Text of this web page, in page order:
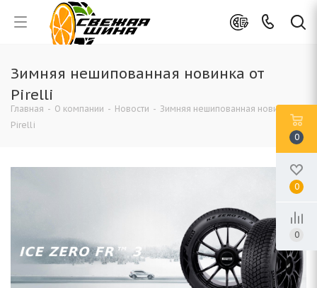
Зимняя нешипованная новинка от
Pirelli
Главная - О компании - Новости - Зимняя нешипованная новинка от
Pirelli
0
0
0